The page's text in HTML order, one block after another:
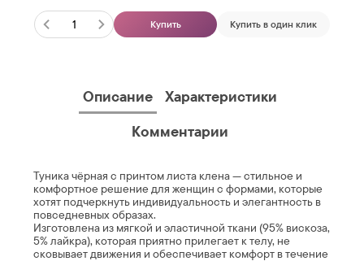
Купить Купить в один клик
Описание
Характеристики
Комментарии
Туника чёрная с принтом листа клена — стильное и
комфортное решение для женщин с формами, которые
хотят подчеркнуть индивидуальность и элегантность в
повседневных образах.
Изготовлена из мягкой и эластичной ткани (95% вискоза,
5% лайкра), которая приятно прилегает к телу, не
сковывает движения и обеспечивает комфорт в течение